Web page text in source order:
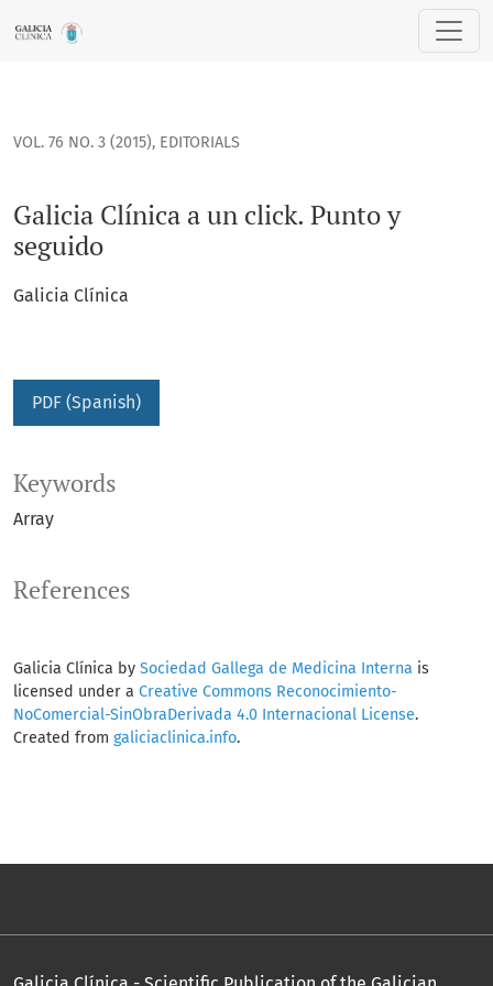
VOL. 76 NO. 3 (2015), EDITORIALS
Galicia Clínica a un click. Punto y
seguido
Galicia Clínica
PDF (Spanish)
Keywords
Array
References
Galicia Clínica by Sociedad Gallega de Medicina Interna is
licensed under a Creative Commons Reconocimiento-
NoComercial-SinObraDerivada 4.0 Internacional License.
Created from galiciaclinica.info.